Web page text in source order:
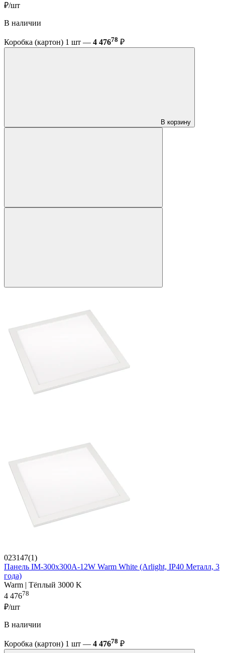
₽/шт
В наличии
Коробка (картон) 1 шт — 4 47678 ₽
В корзину
023147(1)
Панель IM-300x300A-12W Warm White (Arlight, IP40 Металл, 3
года)
Warm | Тёплый 3000 K
4 47678
₽/шт
В наличии
Коробка (картон) 1 шт — 4 47678 ₽